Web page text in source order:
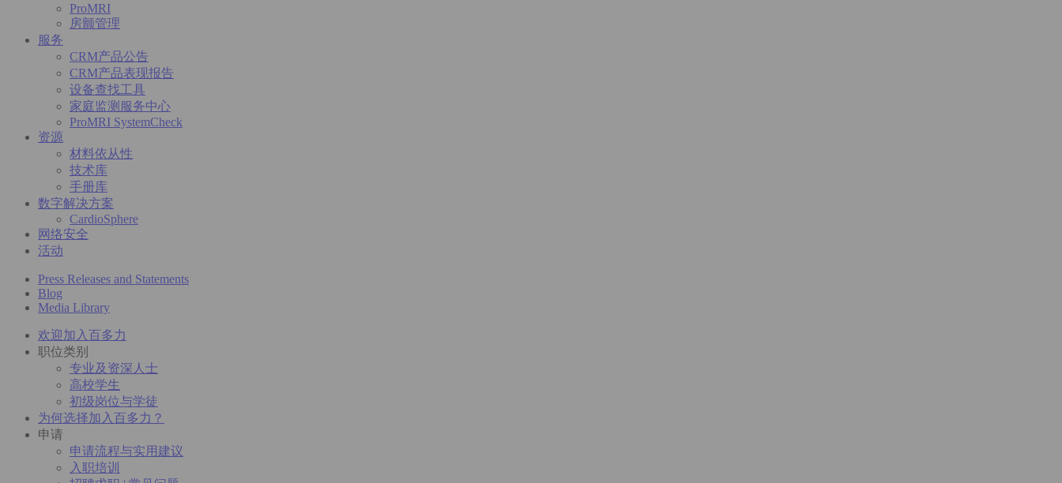
ProMRI
房颤管理
服务
CRM产品公告
CRM产品表现报告
设备查找工具
家庭监测服务中心
ProMRI SystemCheck
资源
材料依从性
技术库
手册库
数字解决方案
CardioSphere
网络安全
活动
Press Releases and Statements
Blog
Media Library
欢迎加入百多力
职位类别
专业及资深人士
高校学生
初级岗位与学徒
为何选择加入百多力？
申请
申请流程与实用建议
入职培训